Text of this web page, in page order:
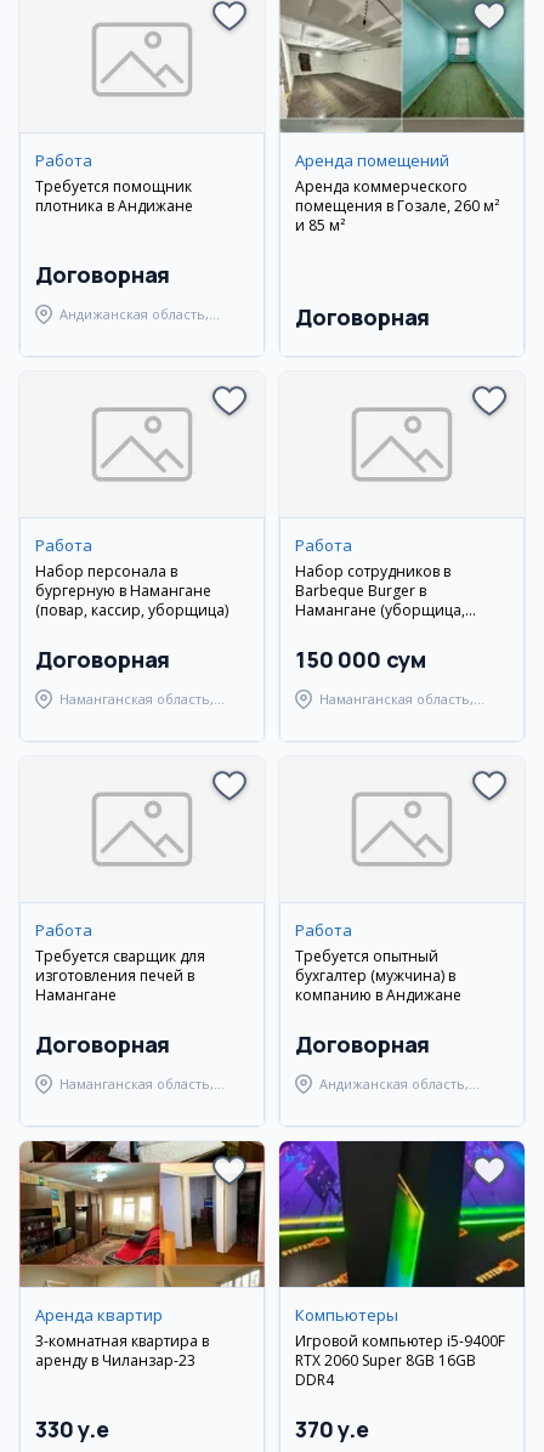
Работа
Требуется помощник
плотника в Андижане
Договорная
Андижанская область,
Аренда помещений
Аренда коммерческого
помещения в Гозале, 260 м²
и 85 м²
Договорная
Работа
Набор персонала в
бургерную в Намангане
(повар, кассир, уборщица)
Договорная
Наманганская область,
Работа
Набор сотрудников в
Barbeque Burger в
Намангане (уборщица,
150 000 сум
Наманганская область,
Работа
Требуется сварщик для
изготовления печей в
Намангане
Договорная
Наманганская область,
Работа
Требуется опытный
бухгалтер (мужчина) в
компанию в Андижане
Договорная
Андижанская область,
Аренда квартир
3-комнатная квартира в
аренду в Чиланзар-23
330 y.e
Компьютеры
Игровой компьютер i5-9400F
RTX 2060 Super 8GB 16GB
DDR4
370 y.e